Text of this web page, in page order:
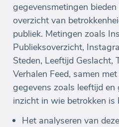
gegevensmetingen
overzicht van
publiek. Metingen zoals
Publieksoverzicht,
Steden, Leeftijd Geslacht,
Verhalen Feed, samen
gegevens zoals leeftijd en
inzicht in wie betrokken is
Het analyseren van